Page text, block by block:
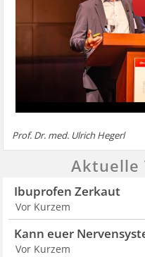
Prof. Dr. med. Ulrich Hegerl
Aktuelle
Ibuprofen Zerkaut
Vor Kurzem
Kann euer
Vor Kurzem